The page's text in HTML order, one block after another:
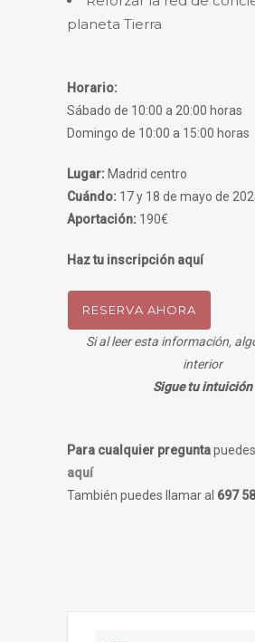
planeta Tierra
Horario:
Sábado de 10:00 a 20:00 horas
Domingo de 10:00 a 15:00 horas
Lugar: Madrid centro
Cuándo: 17 y 18 de mayo de
Aportación: 190€
Haz tu inscripción aquí
RESERVA AHORA
Si al leer esta información,
interior
Sigue tu intuición
Para cualquier pregunta
aquí
También puedes llamar al 697